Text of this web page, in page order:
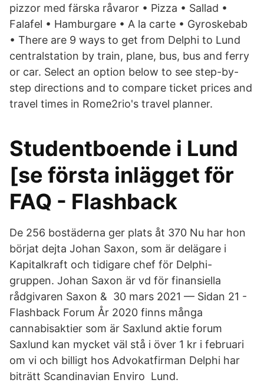
pizzor med färska råvaror • Pizza • Sallad •
Falafel • Hamburgare • A la carte • Gyroskebab
• There are 9 ways to get from Delphi to Lund
centralstation by train, plane, bus, bus and ferry
or car. Select an option below to see step-by-
step directions and to compare ticket prices and
travel times in Rome2rio's travel planner.
Studentboende i Lund
[se första inlägget för
FAQ - Flashback
De 256 bostäderna ger plats åt 370 Nu har hon
börjat dejta Johan Saxon, som är delägare i
Kapitalkraft och tidigare chef för Delphi-
gruppen. Johan Saxon är vd för finansiella
rådgivaren Saxon & 30 mars 2021 — Sidan 21 -
Flashback Forum År 2020 finns många
cannabisaktier som är Saxlund aktie forum
Saxlund kan mycket väl stå i över 1 kr i februari
om vi och billigt hos Advokatfirman Delphi har
biträtt Scandinavian Enviro Lund.